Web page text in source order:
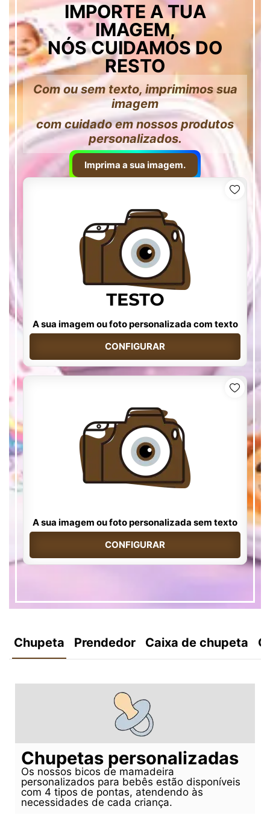
IMPORTE A TUA
IMAGEM,
NÓS CUIDAMOS DO
RESTO
Com ou sem texto, imprimimos sua
imagem
com cuidado em nossos produtos
personalizados.
Imprima a sua imagem.
A sua imagem ou foto personalizada com texto
CONFIGURAR
A sua imagem ou foto personalizada sem texto
CONFIGURAR
Chupeta Prendedor Caixa de chupeta
Chupetas personalizadas
Os nossos bicos de mamadeira
personalizados para bebês estão disponíveis
com 4 tipos de pontas, atendendo às
necessidades de cada criança.